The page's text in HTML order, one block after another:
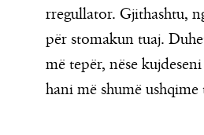
rregullator. Gjithashtu,
për stomakun tuaj.
më tepër, nëse
hani më shumë ushqime